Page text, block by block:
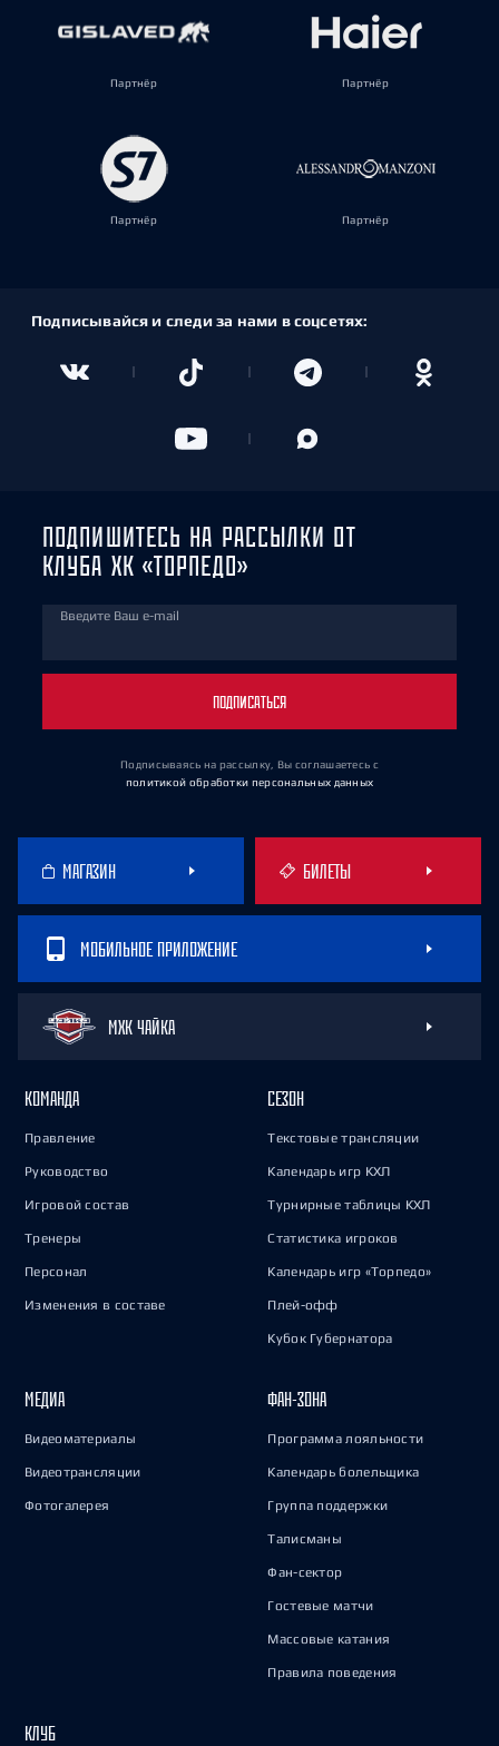
Партнёр Партнёр
Партнёр Партнёр
Подписывайся и следи за нами в соцсетях:
ПОДПИШИТЕСЬ НА РАССЫЛКИ ОТ
КЛУБА ХК «ТОРПЕДО»
Введите Ваш e-mail
ПОДПИСАТЬСЯ
Подписываясь на рассылку, Вы соглашаетесь с
политикой обработки персональных данных
МАГАЗИН БИЛЕТЫ
МОБИЛЬНОЕ ПРИЛОЖЕНИЕ
МХК ЧАЙКА
КОМАНДА
Правление
Руководство
Игровой состав
Тренеры
Персонал
Изменения в составе
СЕЗОН
Текстовые трансляции
Календарь игр КХЛ
Турнирные таблицы КХЛ
Статистика игроков
Календарь игр «Торпедо»
Плей-офф
Кубок Губернатора
МЕДИА
Видеоматериалы
Видеотрансляции
Фотогалерея
ФАН-ЗОНА
Программа лояльности
Календарь болельщика
Группа поддержки
Талисманы
Фан-сектор
Гостевые матчи
Массовые катания
Правила поведения
КЛУБ